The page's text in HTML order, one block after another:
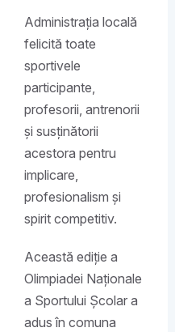
Administrația locală
felicită toate
sportivele
participante,
profesorii, antrenorii
și susținătorii
acestora pentru
implicare,
profesionalism și
spirit competitiv.
Această ediție a
Olimpiadei Naționale
a Sportului Școlar a
adus în comuna